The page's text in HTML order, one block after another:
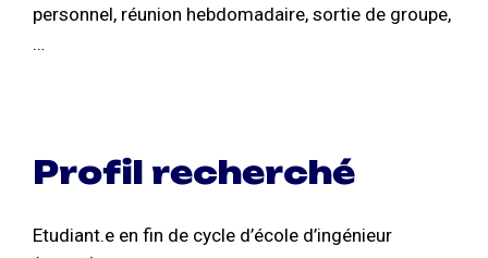
personnel, réunion hebdomadaire, sortie de groupe,
…
Profil recherché
Etudiant.e en fin de cycle d’école d’ingénieur